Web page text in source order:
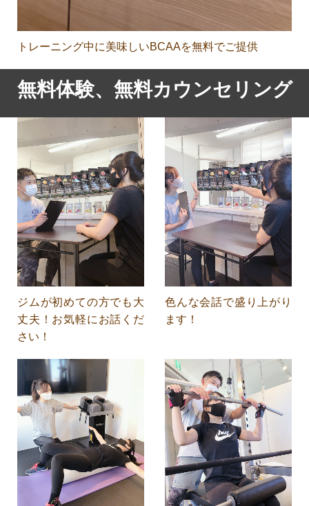
トレーニング中に美味しいBCAAを無料でご提供
無料体験、無料カウンセリング
ジムが初めての方でも大
丈夫！お気軽にお話くだ
さい！
色んな会話で盛り上がり
ます！